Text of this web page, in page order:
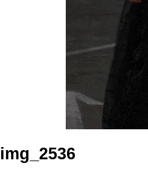
img_2536